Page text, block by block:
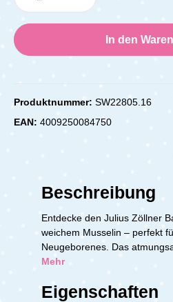
In den
Produktnummer: SW22805.16
EAN: 4009250084750
Beschreibung
Entdecke den Julius Zöllner
weichem Musselin – perfekt
Neugeborenes. Das
Mehr
Eigenschaften